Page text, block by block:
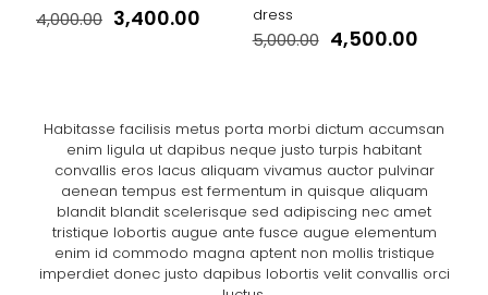
4,000.00 Original
3,400.00 Currentdress
5,000.00 Original
4,500.00
Habitasse facilisis metus porta morbi dictum accumsan
enim ligula ut dapibus neque justo turpis habitant
convallis eros lacus aliquam vivamus auctor pulvinar
aenean tempus est fermentum in quisque aliquam
blandit blandit scelerisque sed adipiscing nec amet
tristique lobortis augue ante fusce augue elementum
enim id commodo magna aptent non mollis tristique
imperdiet donec justo dapibus lobortis velit convallis orci